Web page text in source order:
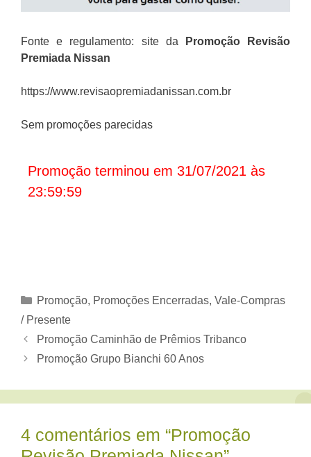
Fonte e regulamento: site da Promoção
Revisão
Premiada Nissan
https://www.revisaopremiadanissan.com.br
Sem promoções parecidas
Promoção terminou em 31/07/2021 às
23:59:59
Categorias
Promoção, Promoções Encerradas, Vale-Compras
/ Presente
Promoção Caminhão de Prêmios Tribanco
Promoção Grupo Bianchi 60 Anos
4 comentários em “Promoção